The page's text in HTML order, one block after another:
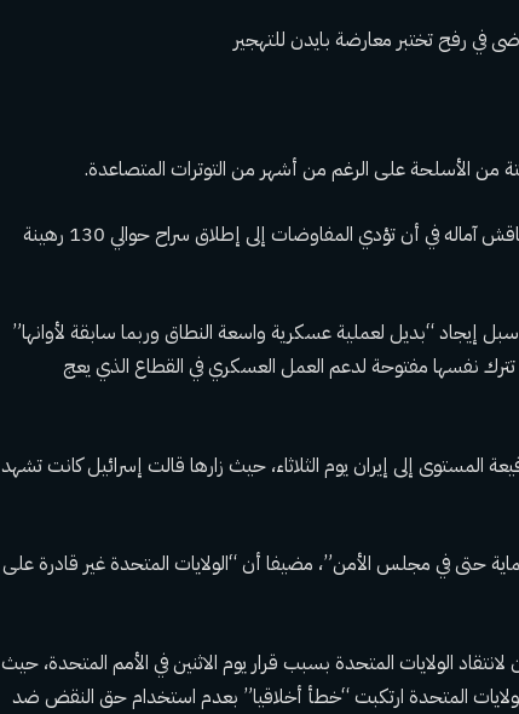
في رفح تختبر معارضة بايدن للتهجير
من الأسلحة على الرغم من أشهر من التوترات المتصاعدة.
وقال مسؤول أمريكي بعد الاجتماع إن أوستن ناقش آماله في أن تؤدي المفاوضات إلى إطلاق سراح حوالي 130 رهينة
إيجاد “بديل لعملية عسكرية واسعة النطاق وربما سابقة لأوانها”
تترك نفسها مفتوحة لدعم العمل العسكري في القطاع الذي يعج
المستوى إلى إيران يوم الثلاثاء، حيث زارها قالت إسرائيل كانتتشهد
حتى في مجلس الأمن”، مضيفا أن “الولايات المتحدة غير قادرة على
الولايات المتحدة بسبب قرار يوم الاثنين في الأمم المتحدة، حيث
المتحدة ارتكبت “خطأ أخلاقيا” بعدم استخدام حق النقض ضد